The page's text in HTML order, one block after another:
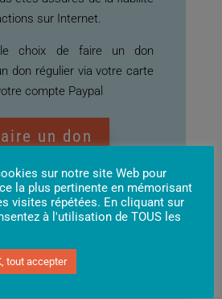
sur Internet.
choix de faire un don
don régulier via votre carte
compte Paypal
un don
don par chèque
sur notre site Web pour
la plus pertinente en mémorisant
visites répétées. En cliquant sur
à l'utilisation de TOUS les
tout accepter